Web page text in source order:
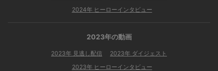
2024年 ヒーローインタビュー
2023年の動画
2023年 見逃し配信
2023年 ダイジェスト
2023年 ヒーローインタビュー